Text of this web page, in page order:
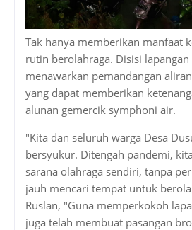
Tak hanya memberikan manfaat
rutin berolahraga. Disisi
menawarkan pemandangan
yang dapat memberikan
alunan gemercik symphoni air.
"Kita dan seluruh warga Desa
bersyukur. Ditengah pandemi,
sarana olahraga sendiri, tanpa
jauh mencari tempat untuk
Ruslan, "Guna memperkokoh
juga telah membuat pasangan